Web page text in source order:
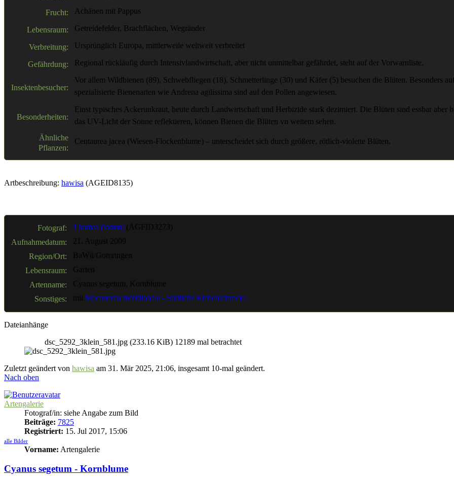
Frucht: Achänen mit Pappus
Lebensraum: Getreidefelder, Brachflächen, Wegränder
Verbreitung: Ursprünglich Europa, mittlerweile weltweit verbreitet
Gefährdung: Regional rückläufig durch Intensivlandwirtschaft, aber nicht unmittelbar gefährdet, steht auf der Vorwarnliste.
Insektenbesucher:
Vor allem Wildbienen (89), Schwebfliegen (18), Schmetterlinge (30) und Käfer (5) besuchen die Blüten. Besonders
spezialisierte Bienenarten wie Andrena agilissima sind auf den Pollen angewiesen.
Besonderheiten:
Einst typisches Ackerunkraut, heute durch Landwirtschaft und Herbizide stark dezimiert. Die Blüten sind essbar aber
das UV-Licht der Sonne reflektieren, können Bienen die Blüten vn weitem sehen.
Ähnliche
Pflanzen:
Centaurea jacea (Wiesen-Flockenblume) – unterscheidet sich durch größere, rötlich-violette Blüten.
Artbeschreibung: hawisa (AGEID8135)
Fotograf: Thomas (tomm) (AGFID3273)
Aufnahmedatum:
21. August 2009
Region/Ort:
BaWü/Gomringen
Lebensraum:
Garten
Artenname:
Cyanus segetum, Kornblume
Sonstiges:
mit Meconema meridionale - Südliche Eichenschrecke
Dateianhänge
dsc_5292_3klein_581.jpg (233.16 KiB) 12189 mal betrachtet
Zuletzt geändert von hawisa am 31. Mär 2025, 21:06, insgesamt 10-mal geändert.
Nach oben
Artengalerie
Fotograf/in: siehe Angabe zum Bild
Beiträge: 7825
Registriert: 15. Jul 2017, 15:06
alle Bilder
Vorname: Artengalerie
Cyanus segetum - Kornblume